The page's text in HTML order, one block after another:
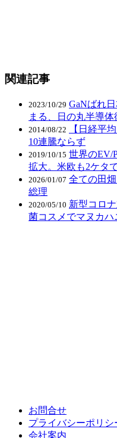
関連記事
2023/10/29 GaNばれ
まる、日の丸半導
2014/08/22
【日経平
10連騰ならず
2019/10/15 世界のEV/
拡大。米欧も2ケタ
2026/01/07 全ての田
総理
2020/05/10 新型コロ
菌コスメでマヌカ
お問合せ
プライバシーポリシ
会社案内